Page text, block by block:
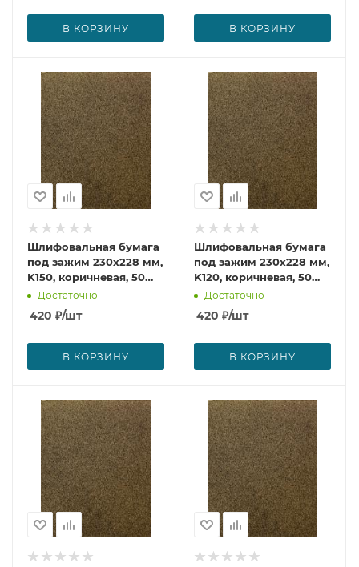
В КОРЗИНУ В КОРЗИНУ
Шлифовальная бумага
под зажим 230х228 мм,
K150, коричневая, 50
шт. Makita D-51736
Достаточно
420 ₽/шт
В КОРЗИНУ
Шлифовальная бумага
под зажим 230х228 мм,
K120, коричневая, 50
шт. Makita D-51720
Достаточно
420 ₽/шт
В КОРЗИНУ